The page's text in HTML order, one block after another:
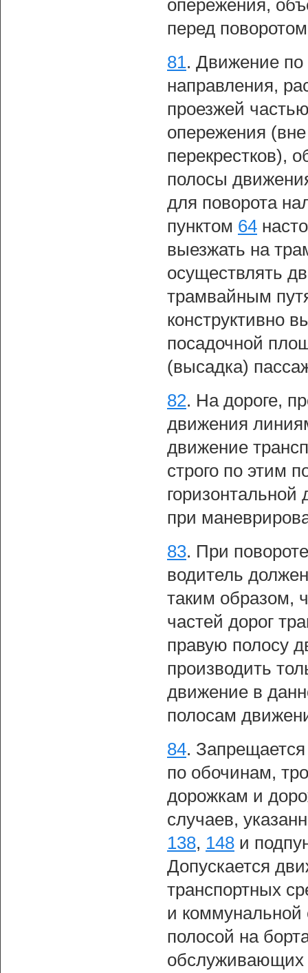
опережения,
перед
81. Движение по
направления,
проезжей
опережения
перекрестков),
полосы
для поворота
пунктом 64
выезжать на
осуществлять
трамвайным
конструктивно
посадочной
(высадка)
82. На дороге,
движения
движение
строго по этим
горизонтальной
при
83. При
водитель
таким образом,
частей дорог
правую полосу
производить
движение в
полосам
84.
по обочинам,
дорожкам и
случаев,
138, 148 и
Допускается
транспортных
и коммунальной
полосой на
обслуживающих